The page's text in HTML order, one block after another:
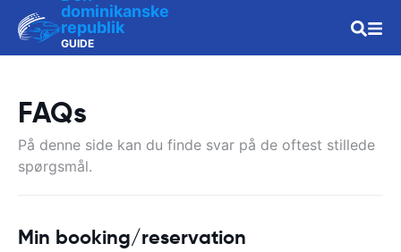
dominikanske
republik
GUIDE
TIL BILUDLEJNING
FAQs
På denne side kan du finde svar på de oftest stillede
spørgsmål.
Min booking/reservation